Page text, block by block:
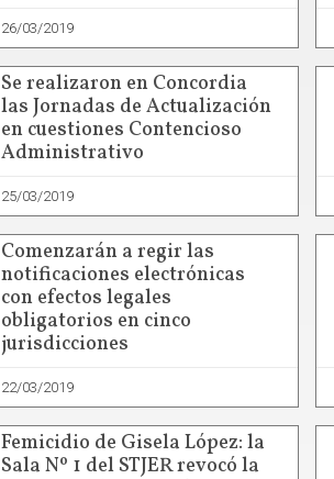
26/03/2019
Se realizaron en Concordia
las Jornadas de Actualización
en cuestiones Contencioso
Administrativo
25/03/2019
Comenzarán a regir las
notificaciones electrónicas
con efectos legales
obligatorios en cinco
jurisdicciones
22/03/2019
Femicidio de Gisela López: la
Sala Nº 1 del STJER revocó la